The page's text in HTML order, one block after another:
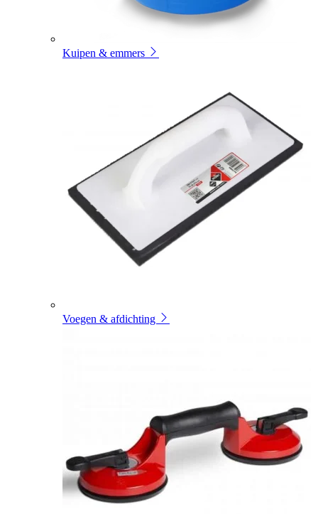
Kuipen & emmers
Voegen & afdichting